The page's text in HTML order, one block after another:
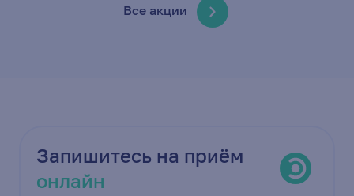
Все акции
Запишитесь на приём
онлайн